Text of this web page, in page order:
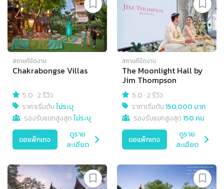
สถานที่จัดงาน
Chakrabongse Villas
5.0 ·2 รีวิว
ราคาเริ่มต้นไม่ระบุ
รองรับแขกสูงสุดไม่ระบุ
ขอแพ็กเกจ
ดูราย
ละเอียด
สถานที่จัดงาน
The Moonlight Hall by
Jim Thompson
5.0 ·2 รีวิว
ราคาเริ่มต้น150,000 บาท
รองรับแขกสูงสุด150 คน
ขอแพ็กเกจ
ดูราย
ละเอียด